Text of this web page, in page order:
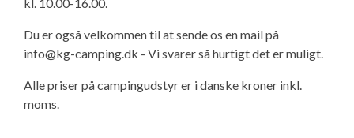
Du er også velkommen til at sende os en mail på
info@kg-camping.dk - Vi svarer så hurtigt det er muligt.
Alle priser på campingudstyr er i danske kroner inkl.
moms.